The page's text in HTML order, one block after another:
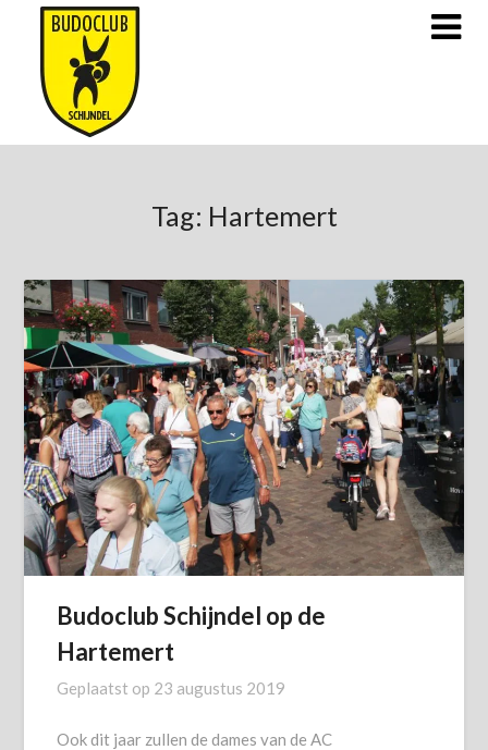
Doorgaan
inhoud
Tag: Hartemert
Budoclub Schijndel op de
Hartemert
Geplaatst op 23 augustus 2019
Ook dit jaar zullen de dames van de AC